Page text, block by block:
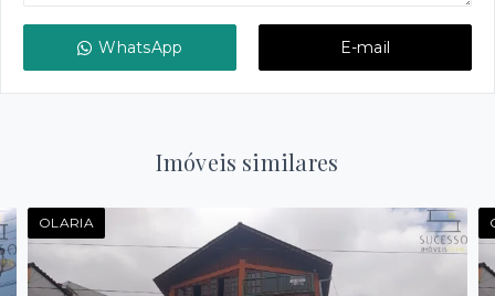
WhatsApp E-mail
Imóveis similares
OLARIA